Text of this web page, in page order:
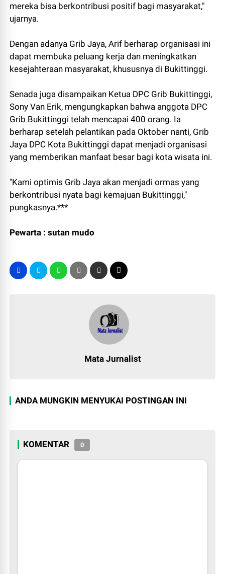
mereka bisa berkontribusi positif bagi masyarakat,"
ujarnya.
Dengan adanya Grib Jaya, Arif berharap organisasi ini
dapat membuka peluang kerja dan meningkatkan
kesejahteraan masyarakat, khususnya di Bukittinggi.
Senada juga disampaikan Ketua DPC Grib Bukittinggi,
Sony Van Erik, mengungkapkan bahwa anggota DPC
Grib Bukittinggi telah mencapai 400 orang. Ia
berharap setelah pelantikan pada Oktober nanti, Grib
Jaya DPC Kota Bukittinggi dapat menjadi organisasi
yang memberikan manfaat besar bagi kota wisata ini.
"Kami optimis Grib Jaya akan menjadi ormas yang
berkontribusi nyata bagi kemajuan Bukittinggi,"
pungkasnya.***
Pewarta : sutan mudo
Mata Jurnalist
ANDA MUNGKIN MENYUKAI POSTINGAN INI
KOMENTAR 0